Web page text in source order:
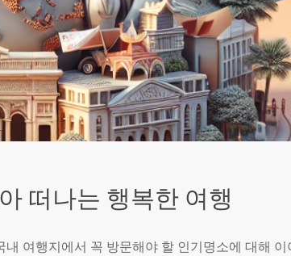
떠나는 행복한 여행
여행지에서 꼭 방문해야 할 인기명소에 대해 이